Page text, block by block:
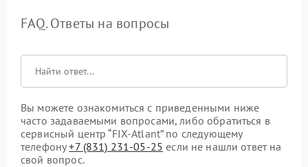
FAQ. Ответы на вопросы
Вы можете ознакомиться с приведенными ниже
часто задаваемыми вопросами, либо обратиться в
сервисный центр “FIX-Atlant” по следующему
телефону+7 (831) 231-05-25 если не нашли ответ на
свой вопрос.